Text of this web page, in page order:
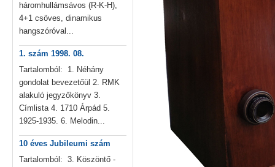
háromhullámsávos (R-K-H),
4+1 csöves, dinamikus
hangszóróval...
1. szám 1998. 08.
Tartalomból: 1. Néhány
gondolat bevezetőül 2. RMK
alakuló jegyzőkönyv 3.
Címlista 4. 1710 Árpád 5.
1925-1935. 6. Melodin...
10 éves Jubileumi szám
Tartalomból: 3. Köszöntő -